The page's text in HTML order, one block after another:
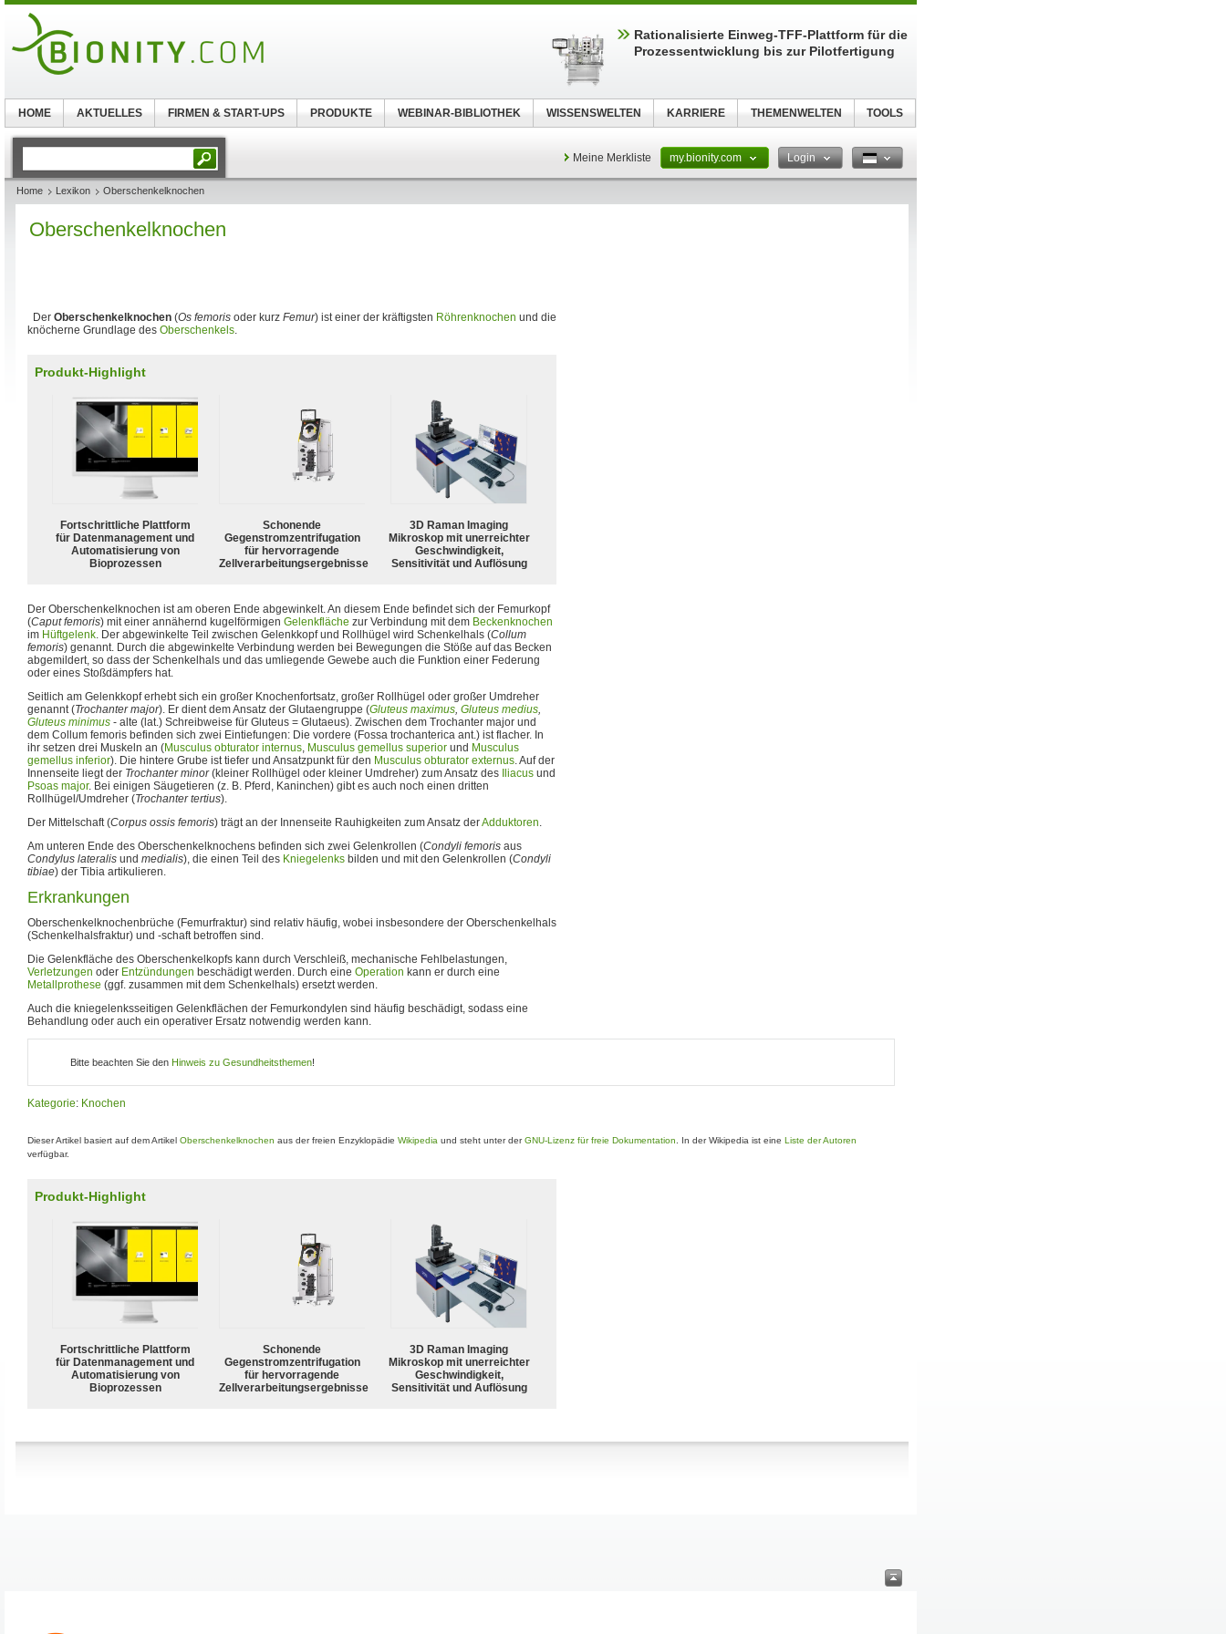
Meine Merkliste my.bionity.com Login
Home Lexikon Oberschenkelknochen
Oberschenkelknochen
Der Oberschenkelknochen (Os femoris oder kurz Femur) ist einer der kräftigsten Röhrenknochen und die
knöcherne Grundlage des Oberschenkels.
Produkt-Highlight
Fortschrittliche Plattform
für Datenmanagement und
Automatisierung von
Bioprozessen
Schonende
Gegenstromzentrifugation
für hervorragende
Zellverarbeitungsergebnisse
3D Raman Imaging
Mikroskop mit unerreichter
Geschwindigkeit,
Sensitivität und Auflösung
Der Oberschenkelknochen ist am oberen Ende abgewinkelt. An diesem Ende befindet sich der Femurkopf
(Caput femoris) mit einer annähernd kugelförmigen Gelenkfläche zur Verbindung mit dem Beckenknochen
im Hüftgelenk. Der abgewinkelte Teil zwischen Gelenkkopf und Rollhügel wird Schenkelhals (Collum
femoris) genannt. Durch die abgewinkelte Verbindung werden bei Bewegungen die Stöße auf das Becken
abgemildert, so dass der Schenkelhals und das umliegende Gewebe auch die Funktion einer Federung
oder eines Stoßdämpfers hat.
Seitlich am Gelenkkopf erhebt sich ein großer Knochenfortsatz, großer Rollhügel oder großer Umdreher
genannt (Trochanter major). Er dient dem Ansatz der Glutaengruppe (Gluteus maximus, Gluteus medius,
Gluteus minimus - alte (lat.) Schreibweise für Gluteus = Glutaeus). Zwischen dem Trochanter major und
dem Collum femoris befinden sich zwei Eintiefungen: Die vordere (Fossa trochanterica ant.) ist flacher. In
ihr setzen drei Muskeln an (Musculus obturator internus, Musculus gemellus superior und Musculus
gemellus inferior). Die hintere Grube ist tiefer und Ansatzpunkt für den Musculus obturator externus. Auf der
Innenseite liegt der Trochanter minor(kleiner Rollhügel oder kleiner Umdreher) zum Ansatz des Iliacus und
Psoas major. Bei einigen Säugetieren (z. B. Pferd, Kaninchen) gibt es auch noch einen dritten
Rollhügel/Umdreher (Trochanter tertius).
Der Mittelschaft (Corpus ossis femoris) trägt an der Innenseite Rauhigkeiten zum Ansatz derAdduktoren.
Am unteren Ende des Oberschenkelknochens befinden sich zwei Gelenkrollen (Condyli femoris aus
Condylus lateralis und medialis), die einen Teil des Kniegelenks bilden und mit den Gelenkrollen (Condyli
tibiae) der Tibia artikulieren.
Erkrankungen
Oberschenkelknochenbrüche (Femurfraktur) sind relativ häufig, wobei insbesondere der Oberschenkelhals
(Schenkelhalsfraktur) und -schaft betroffen sind.
Die Gelenkfläche des Oberschenkelkopfs kann durch Verschleiß, mechanische Fehlbelastungen,
Verletzungen oder Entzündungen beschädigt werden. Durch eine Operation kann er durch eine
Metallprothese (ggf. zusammen mit dem Schenkelhals) ersetzt werden.
Auch die kniegelenksseitigen Gelenkflächen der Femurkondylen sind häufig beschädigt, sodass eine
Behandlung oder auch ein operativer Ersatz notwendig werden kann.
Bitte beachten Sie den Hinweis zu Gesundheitsthemen!
Kategorie: Knochen
Dieser Artikel basiert auf dem Artikel Oberschenkelknochen aus der freien Enzyklopädie Wikipedia und steht unter derGNU-Lizenz für freie Dokumentation . In der Wikipedia ist eine Liste der Autoren
verfügbar.
Produkt-Highlight
Fortschrittliche Plattform
für Datenmanagement und
Automatisierung von
Bioprozessen
Schonende
Gegenstromzentrifugation
für hervorragende
Zellverarbeitungsergebnisse
3D Raman Imaging
Mikroskop mit unerreichter
Geschwindigkeit,
Sensitivität und Auflösung
Rationalisierte Einweg-TFF-Plattform für die
Prozessentwicklung bis zur Pilotfertigung
HOME AKTUELLES FIRMEN & START-UPS PRODUKTE WEBINAR-BIBLIOTHEK WISSENSWELTEN KARRIERE THEMENWELTEN TOOLS